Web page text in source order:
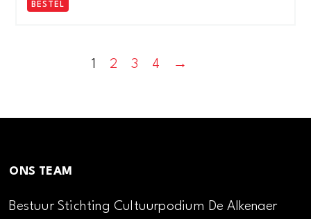
BESTEL
1 2 3 4 →
ONS TEAM
Bestuur Stichting Cultuurpodium De Alkenaer